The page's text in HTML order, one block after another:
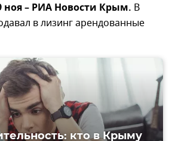
– РИА Новости Крым. В
в лизинг арендованные
кто в Крыму